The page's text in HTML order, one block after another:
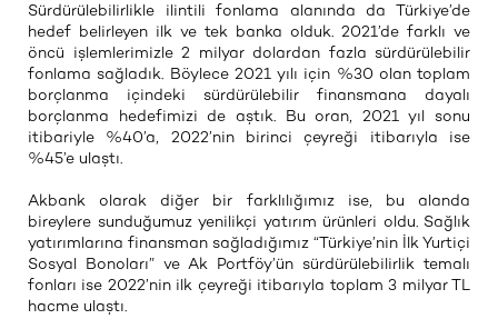
Sürdürülebilirlikle ilintili fonlama alanında da Türkiye’de
hedef belirleyen ilk ve tek banka olduk. 2021’de farklı ve
öncü işlemlerimizle 2 milyar dolardan fazla sürdürülebilir
fonlama sağladık. Böylece 2021 yılı için %30 olan toplam
borçlanma içindeki sürdürülebilir finansmana dayalı
borçlanma hedefimizi de aştık. Bu oran, 2021 yıl sonu
itibariyle %40’a, 2022’nin birinci çeyreği itibarıyla ise
%45’e ulaştı.
Akbank olarak diğer bir farklılığımız ise, bu alanda
bireylere sunduğumuz yenilikçi yatırım ürünleri oldu. Sağlık
yatırımlarına finansman sağladığımız “Türkiye’nin İlk Yurtiçi
Sosyal Bonoları” ve Ak Portföy’ün sürdürülebilirlik temalı
fonları ise 2022’nin ilk çeyreği itibarıyla toplam 3 milyar TL
hacme ulaştı.